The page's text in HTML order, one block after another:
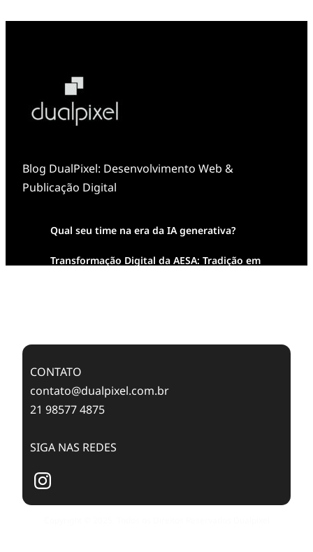
Blog DualPixel: Desenvolvimento Web &
Publicação Digital
Qual seu time na era da IA generativa?
Transformação Digital da AESA: Tradição em
CONTATO
contato@dualpixel.com.br
21 98577 4875
SIGA NAS REDES